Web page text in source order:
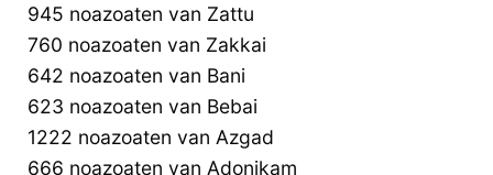
945 noazoaten van Zattu
760 noazoaten van Zakkai
642 noazoaten van Bani
623 noazoaten van Bebai
1222 noazoaten van Azgad
666 noazoaten van Adonikam